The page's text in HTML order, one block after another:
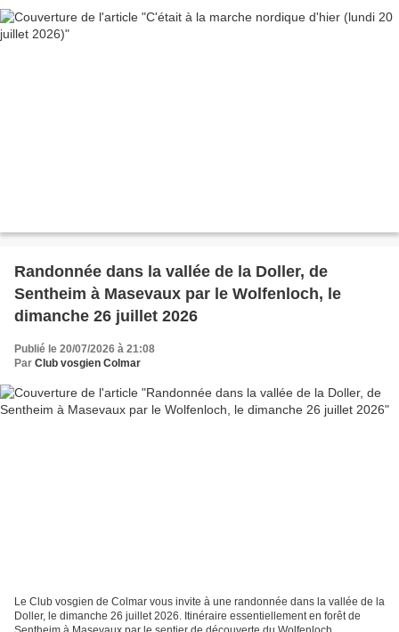
Randonnée dans la vallée de la Doller, de
Sentheim à Masevaux par le Wolfenloch, le
dimanche 26 juillet 2026
Publié le 20/07/2026 à 21:08
Par Club vosgien Colmar
Le Club vosgien de Colmar vous invite à une randonnée dans la vallée de la
Doller, le dimanche 26 juillet 2026. Itinéraire essentiellement en forêt de